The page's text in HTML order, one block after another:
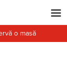
o masă